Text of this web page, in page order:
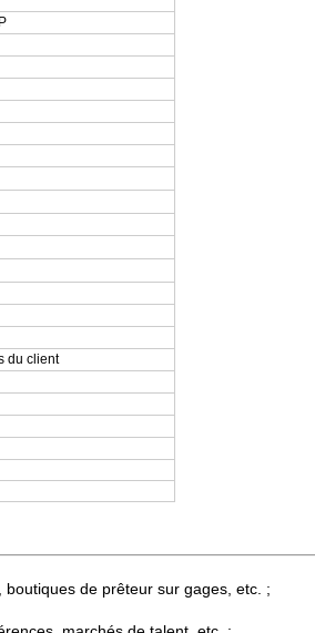
du client
de prêteur sur gages, etc. ;